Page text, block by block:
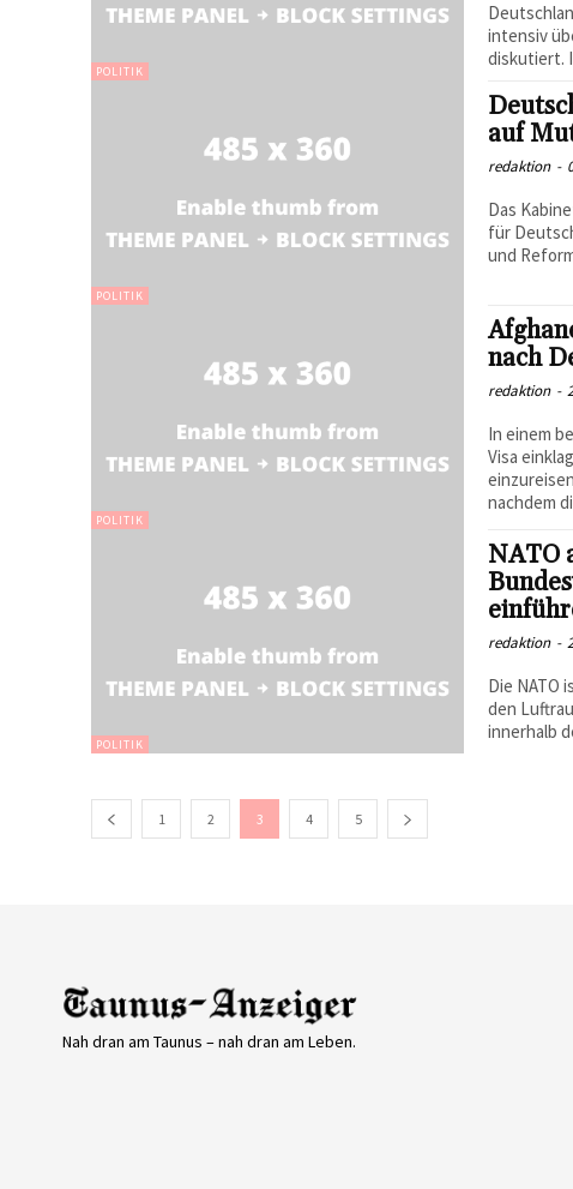
POLITIK
intensiv
diskutiert.
POLITIK
auf
redaktion -
Das
für
und
POLITIK
nach
redaktion -
In einem
Visa
nachdem
POLITIK
NATO
redaktion -
Die NATO
den
innerhalb
1 2 3 4 5
Nah dran am Taunus – nah dran am Leben.